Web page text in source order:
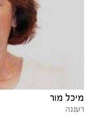
מיכל מור
רעננה